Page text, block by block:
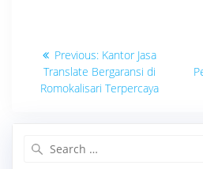
Navigasi
pos
Previous: Previous
post:
Kantor Jasa
Translate Bergaransi di
Romokalisari Terpercaya